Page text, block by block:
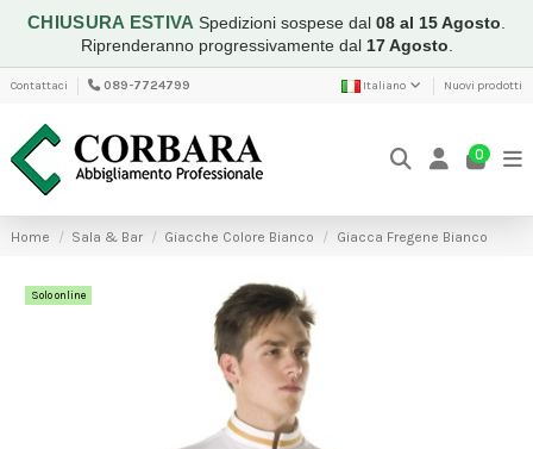
CHIUSURA ESTIVA Spedizioni sospese dal 08 al 15 Agosto
Riprenderanno progressivamente dal 17 Agosto
Contattaci 089-7724799 Italiano Nuovi prodotti
0
Home Sala & Bar Giacche Colore Bianco Giacca Fregene Bianco
Solo online